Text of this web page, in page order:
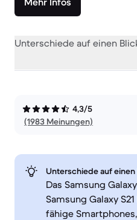
Unterschiede auf einen
4,3/5
(1983 Meinungen)
Unterschiede auf einen
Das Samsung
Samsung Galaxy
fähige